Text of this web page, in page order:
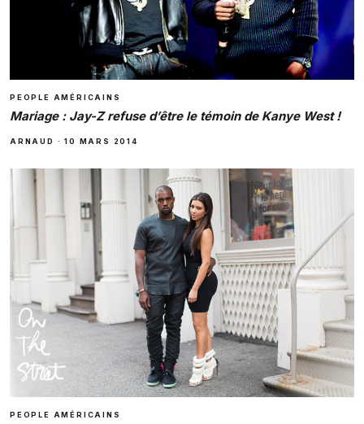
PEOPLE AMÉRICAINS
Mariage : Jay-Z refuse d’être le témoin de Kanye West !
ARNAUD ·10 MARS 2014
PEOPLE AMÉRICAINS